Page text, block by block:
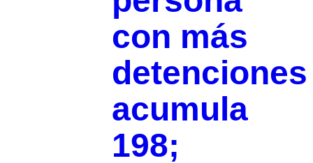
con más
detenciones
acumula
198;